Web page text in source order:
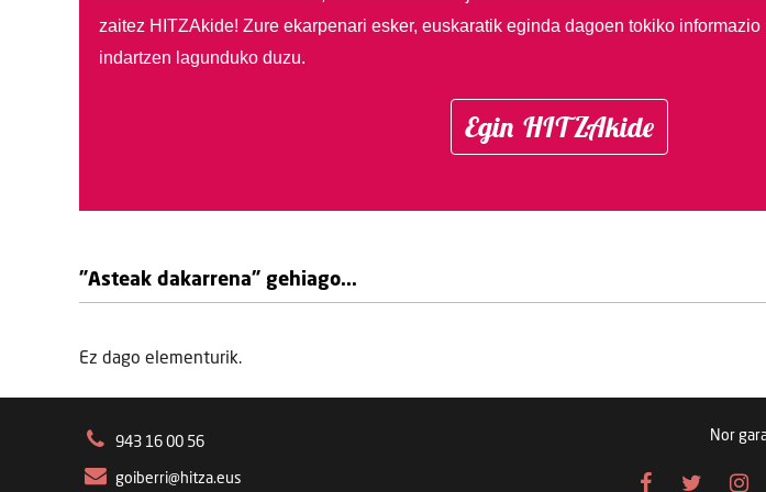
zaitez HITZAkide! Zure ekarpenari esker, euskaratik eginda dagoen tokiko
indartzen lagunduko duzu.
Egin HITZAkide
"Asteak dakarrena" gehiago...
Ez dago elementurik.
943 16 00 56
goiberri@hitza.eus
Nor